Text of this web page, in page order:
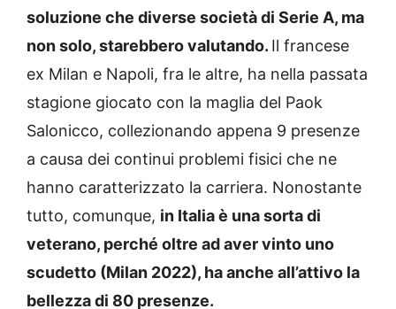
soluzione che diverse società di Serie A, ma
non solo, starebbero valutando. Il francese
ex Milan e Napoli, fra le altre, ha nella passata
stagione giocato con la maglia del Paok
Salonicco, collezionando appena 9 presenze
a causa dei continui problemi fisici che ne
hanno caratterizzato la carriera. Nonostante
tutto, comunque, in Italia è una sorta di
veterano, perché oltre ad aver vinto uno
scudetto (Milan 2022), ha anche all’attivo la
bellezza di 80 presenze.